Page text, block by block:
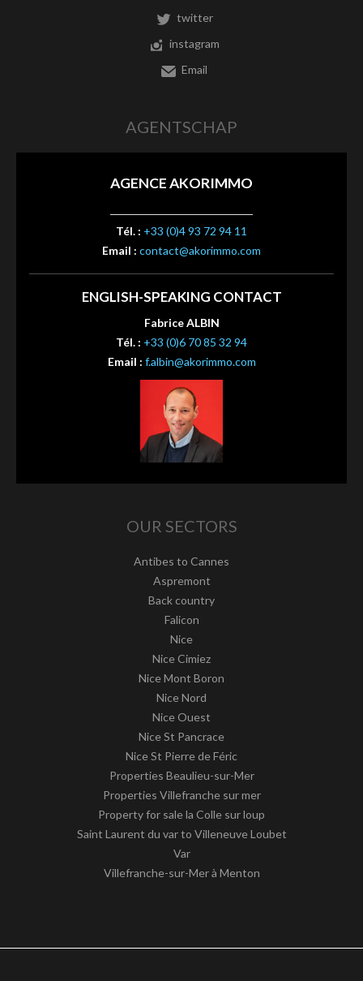
twitter
instagram
Email
AGENTSCHAP
AGENCE AKORIMMO
Tél. : +33 (0)4 93 72 94 11
Email : contact@akorimmo.com
ENGLISH-SPEAKING CONTACT
Fabrice ALBIN
Tél. : +33 (0)6 70 85 32 94
Email : f.albin@akorimmo.com
OUR SECTORS
Antibes to Cannes
Aspremont
Back country
Falicon
Nice
Nice Cimiez
Nice Mont Boron
Nice Nord
Nice Ouest
Nice St Pancrace
Nice St Pierre de Féric
Properties Beaulieu-sur-Mer
Properties Villefranche sur mer
Property for sale la Colle sur loup
Saint Laurent du var to Villeneuve Loubet
Var
Villefranche-sur-Mer à Menton